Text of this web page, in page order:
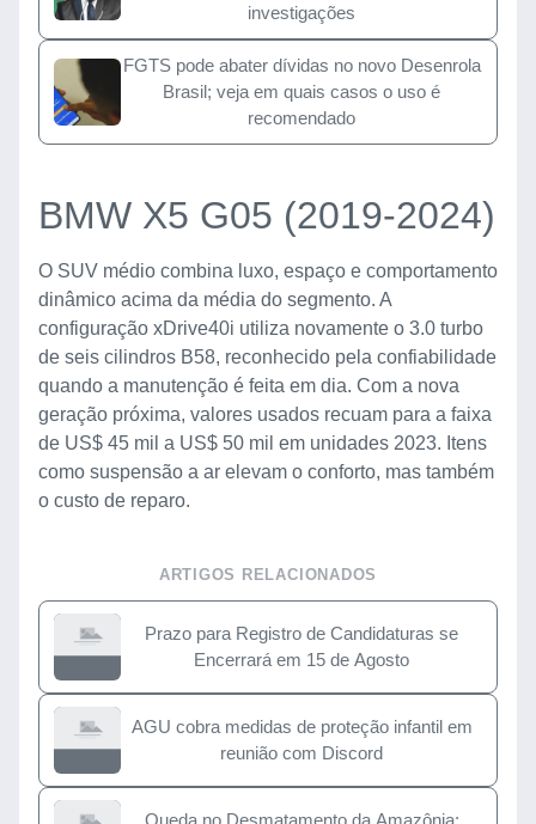
investigações
FGTS pode abater dívidas no novo Desenrola
Brasil; veja em quais casos o uso é
recomendado
BMW X5 G05 (2019-2024)
O SUV médio combina luxo, espaço e comportamento
dinâmico acima da média do segmento. A
configuração xDrive40i utiliza novamente o 3.0 turbo
de seis cilindros B58, reconhecido pela confiabilidade
quando a manutenção é feita em dia. Com a nova
geração próxima, valores usados recuam para a faixa
de US$ 45 mil a US$ 50 mil em unidades 2023. Itens
como suspensão a ar elevam o conforto, mas também
o custo de reparo.
ARTIGOS RELACIONADOS
Prazo para Registro de Candidaturas se
Encerrará em 15 de Agosto
AGU cobra medidas de proteção infantil em
reunião com Discord
Queda no Desmatamento da Amazônia: